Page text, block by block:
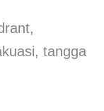
tangga